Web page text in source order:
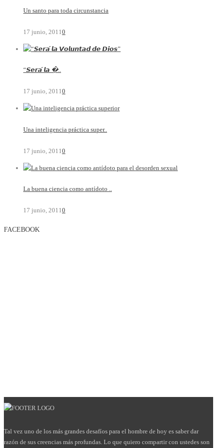
Un santo para toda circunstancia
17 junio, 2011 0
“𝙎𝙚𝙧𝙖́ 𝙡𝙖 �..
17 junio, 20110
Una inteligencia práctica super..
17 junio, 2011 0
La buena ciencia como antídoto ..
17 junio, 2011 0
FACEBOOK
Tal vez uno de los más grandes desafíos para el hombre de hoy es saber dar
razón de sus creencias más profundas. Lo que quiero compartir con ustedes son